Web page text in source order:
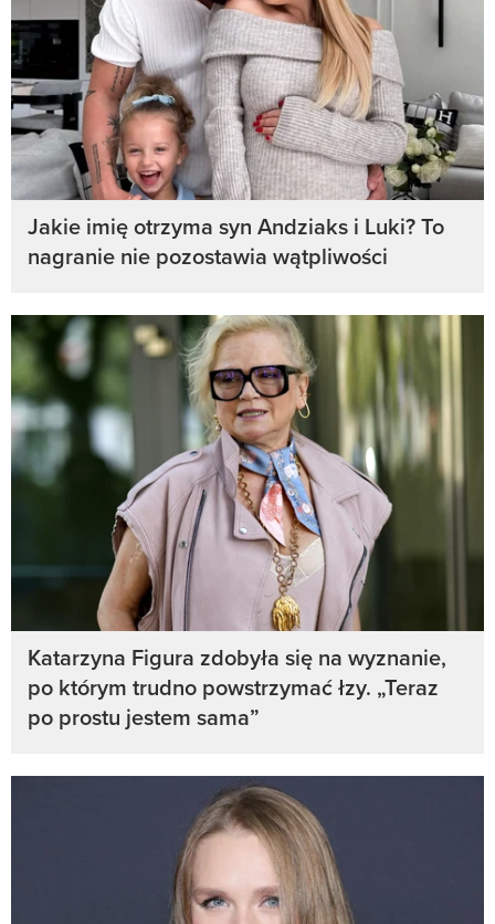
Jakie imię otrzyma syn Andziaks i Luki? To
nagranie nie pozostawia wątpliwości
Katarzyna Figura zdobyła się na wyznanie,
po którym trudno powstrzymać łzy. „Teraz
po prostu jestem sama”